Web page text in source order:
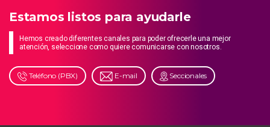
Estamos listos para ayudarle
Hemos creado diferentes canales para poder ofrecerle una mejor
atención, seleccione como quiere comunicarse con nosotros.
Teléfono (PBX) E-mail Seccionales